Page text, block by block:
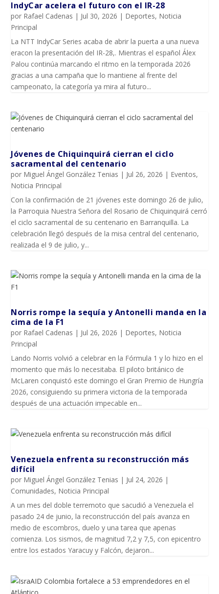
IndyCar acelera el futuro con el IR-28
por Rafael Cadenas | Jul 30, 2026 | Deportes, Noticia
Principal
La NTT IndyCar Series acaba de abrir la puerta a una nueva
eracon la presentación del IR-28,. Mientras el español Álex
Palou continúa marcando el ritmo en la temporada 2026
gracias a una campaña que lo mantiene al frente del
campeonato, la categoría ya mira al futuro...
Jóvenes de Chiquinquirá cierran el ciclo
sacramental del centenario
por Miguel Ángel González Tenias | Jul 26, 2026 | Eventos,
Noticia Principal
Con la confirmación de 21 jóvenes este domingo 26 de julio,
la Parroquia Nuestra Señora del Rosario de Chiquinquirá cerró
el ciclo sacramental de su centenario en Barranquilla. La
celebración llegó después de la misa central del centenario,
realizada el 9 de julio, y...
Norris rompe la sequía y Antonelli manda en la
cima de la F1
por Rafael Cadenas | Jul 26, 2026 | Deportes, Noticia
Principal
Lando Norris volvió a celebrar en la Fórmula 1 y lo hizo en el
momento que más lo necesitaba. El piloto británico de
McLaren conquistó este domingo el Gran Premio de Hungría
2026, consiguiendo su primera victoria de la temporada
después de una actuación impecable en...
Venezuela enfrenta su reconstrucción más
difícil
por Miguel Ángel González Tenias | Jul 24, 2026 |
Comunidades, Noticia Principal
A un mes del doble terremoto que sacudió a Venezuela el
pasado 24 de junio, la reconstrucción del país avanza en
medio de escombros, duelo y una tarea que apenas
comienza. Los sismos, de magnitud 7,2 y 7,5, con epicentro
entre los estados Yaracuy y Falcón, dejaron...